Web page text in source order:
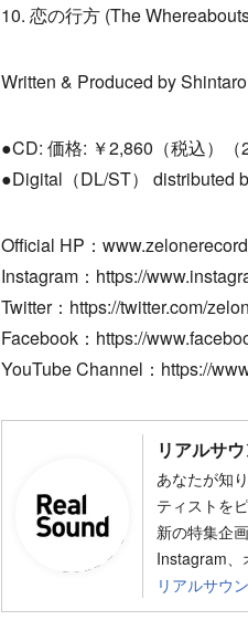
10. 恋の行方 (The
Written & Produced by
●CD: 価格: ￥2,860（税込）
●Digital（DL/ST） distributed
Official HP：
Instagram：https://
Twitter：https://twitter.com/
Facebook：https://
YouTube Channel：https://
リアルサ
あなたが知
ティストを
新の特集企
Instagram、
リアルサウ